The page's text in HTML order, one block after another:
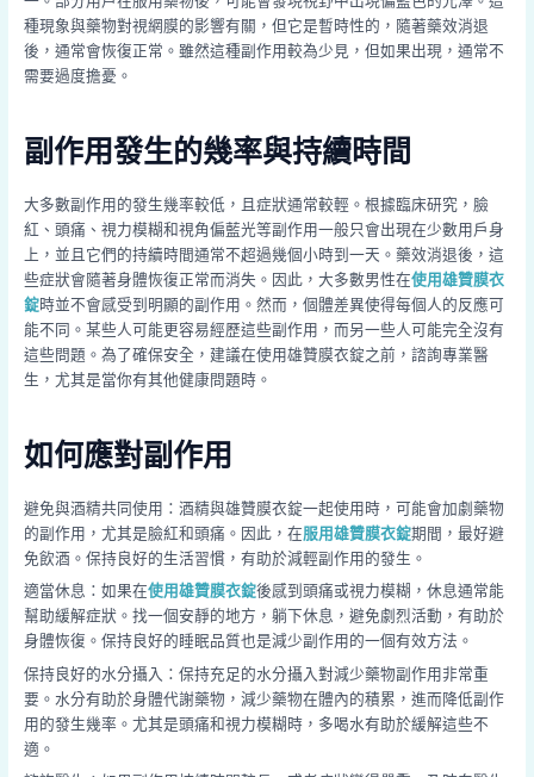
種現象與藥物對視網膜的影響有關，但它是暫時性的，隨著藥效消退
後，通常會恢復正常。雖然這種副作用較為少見，但如果出現，通常不
需要過度擔憂。
副作用發生的幾率與持續時間
大多數副作用的發生幾率較低，且症狀通常較輕。根據臨床研究，臉
紅、頭痛、視力模糊和視角偏藍光等副作用一般只會出現在少數用戶身
上，並且它們的持續時間通常不超過幾個小時到一天。藥效消退後，這
些症狀會隨著身體恢復正常而消失。因此，大多數男性在使用雄贊膜衣
錠時並不會感受到明顯的副作用。然而，個體差異使得每個人的反應可
能不同。某些人可能更容易經歷這些副作用，而另一些人可能完全沒有
這些問題。為了確保安全，建議在使用雄贊膜衣錠之前，諮詢專業醫
生，尤其是當你有其他健康問題時。
如何應對副作用
避免與酒精共同使用：酒精與雄贊膜衣錠一起使用時，可能會加劇藥物
的副作用，尤其是臉紅和頭痛。因此，在服用雄贊膜衣錠期間，最好避
免飲酒。保持良好的生活習慣，有助於減輕副作用的發生。
適當休息：如果在使用雄贊膜衣錠後感到頭痛或視力模糊，休息通常能
幫助緩解症狀。找一個安靜的地方，躺下休息，避免劇烈活動，有助於
身體恢復。保持良好的睡眠品質也是減少副作用的一個有效方法。
保持良好的水分攝入：保持充足的水分攝入對減少藥物副作用非常重
要。水分有助於身體代謝藥物，減少藥物在體內的積累，進而降低副作
用的發生幾率。尤其是頭痛和視力模糊時，多喝水有助於緩解這些不
適。